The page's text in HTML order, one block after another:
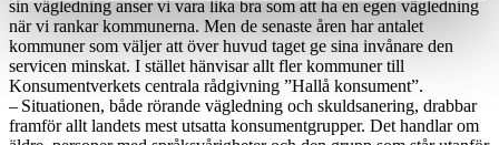
sin vägledning anser vi vara lika bra som att ha en egen vägledning
när vi rankar kommunerna. Men de senaste åren har antalet
kommuner som väljer att över huvud taget ge sina invånare den
servicen ­minskat. I stället hänvisar allt fler kommuner till
Konsument­verkets centrala rådgivning ”Hallå konsument”.
– Situationen, både rörande vägledning och skuldsanering, drabbar
framför allt landets mest utsatta konsumentgrupper. Det handlar om